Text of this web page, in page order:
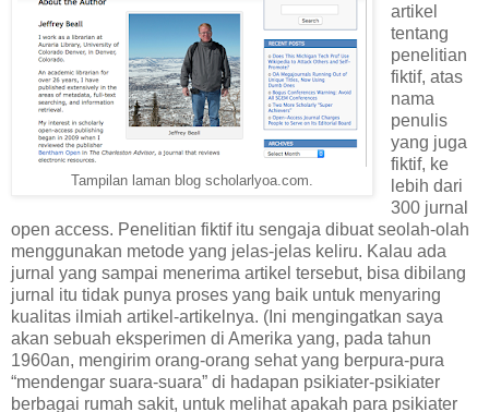
Tampilan laman blog scholarlyoa.com.
artikel
tentang
penelitian
fiktif, atas
nama
penulis
yang juga
fiktif, ke
lebih dari
300 jurnal
open access. Penelitian fiktif itu sengaja dibuat seolah-olah
menggunakan metode yang jelas-jelas keliru. Kalau ada
jurnal yang sampai menerima artikel tersebut, bisa dibilang
jurnal itu tidak punya proses yang baik untuk menyaring
kualitas ilmiah artikel-artikelnya. (Ini mengingatkan saya
akan sebuah eksperimen di Amerika yang, pada tahun
1960an, mengirim orang-orang sehat yang berpura-pura
“mendengar suara-suara” di hadapan psikiater-psikiater
berbagai rumah sakit, untuk melihat apakah para psikiater